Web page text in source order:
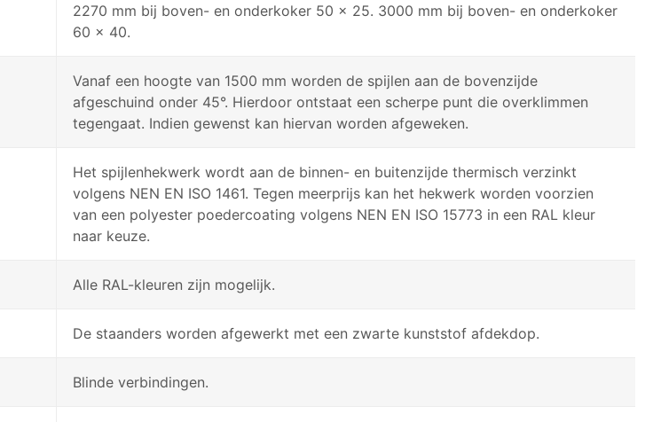
2270 mm bij boven- en onderkoker 50 x 25. 3000 mm bij boven- en onderkoker
60 x 40.
Vanaf een hoogte van 1500 mm worden de spijlen aan de bovenzijde
afgeschuind onder 45°. Hierdoor ontstaat een scherpe punt die overklimmen
tegengaat. Indien gewenst kan hiervan worden afgeweken.
Het spijlenhekwerk wordt aan de binnen- en buitenzijde thermisch verzinkt
volgens NEN EN ISO 1461. Tegen meerprijs kan het hekwerk worden voorzien
van een polyester poedercoating volgens NEN EN ISO 15773 in een RAL kleur
naar keuze.
Alle RAL-kleuren zijn mogelijk.
De staanders worden afgewerkt met een zwarte kunststof afdekdop.
Blinde verbindingen.